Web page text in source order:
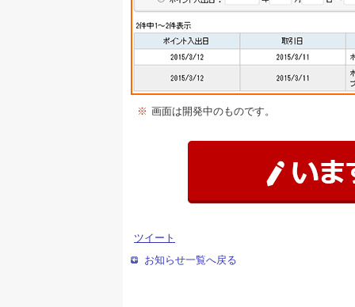
※ 画面は開発中のものです。
ツイート
お知らせ一覧へ戻る